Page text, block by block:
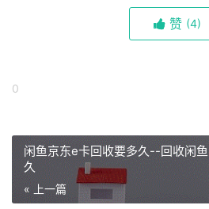
赞 (4)
0
闲鱼京东e卡回收要多久--回收闲
久
« 上一篇